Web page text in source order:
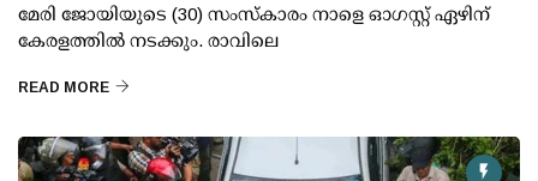
മേരി ജോയിയുടെ (30) സംസ്കാരം നാളെ ഓഗസ്റ്റ് ഏഴിന്
കേരളത്തിൽ നടക്കും. രാവിലെ
READ MORE